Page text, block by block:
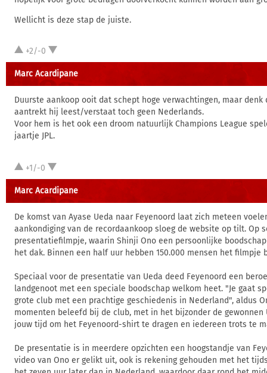
Wellicht is deze stap de juiste.
+2/-0
Marc Acardipane
Duurste aankoop ooit dat schept hoge verwachtingen, maar
aantrekt hij leest/verstaat toch geen Nederlands.
Voor hem is het ook een droom natuurlijk Champions League
jaartje JPL.
+1/-0
Marc Acardipane
De komst van Ayase Ueda naar Feyenoord laat zich meteen
aankondiging van de recordaankoop sloeg de website op tilt. Op
presentatiefilmpje, waarin Shinji Ono een persoonlijke
het dak. Binnen een half uur hebben 150.000 mensen het filmpje
Speciaal voor de presentatie van Ueda deed Feyenoord een
landgenoot met een speciale boodschap welkom heet. "Je gaat
grote club met een prachtige geschiedenis in Nederland", aldus
momenten beleefd bij de club, met in het bijzonder de gewonnen
jouw tijd om het Feyenoord-shirt te dragen en iedereen trots te
De presentatie is in meerdere opzichten een hoogstandje van
video van Ono er gelikt uit, ook is rekening gehouden met het